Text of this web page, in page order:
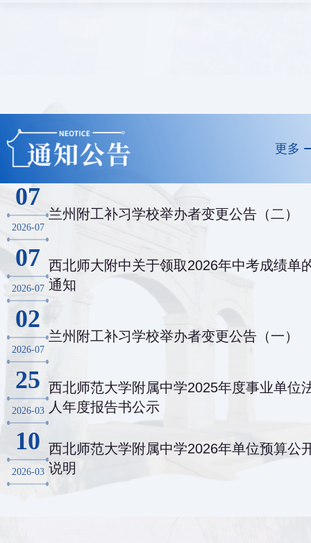
更多
07
2026-07
兰州附工补习学校举办者变更公告（二）
07
2026-07
西北师大附中关于领取2026年中考成绩单
通知
02
2026-07
兰州附工补习学校举办者变更公告（一）
25
2026-03
西北师范大学附属中学2025年度事业单位
人年度报告书公示
10
2026-03
西北师范大学附属中学2026年单位预算公
说明